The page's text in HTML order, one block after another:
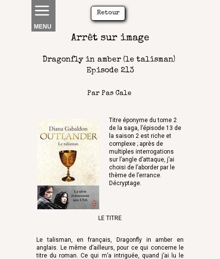
MENU
LE TITRE
Le talisman, en français, Dragonfly in amber en
anglais. Le même d’ailleurs, pour ce qui concerne le
titre du roman. Ce qui m’a intriguée, quand j’ai lu le
Titre éponyme du tome 2
de la saga, l’épisode 13 de
la saison 2 est riche et
complexe ; après de
multiples interrogations
sur l’angle d’attaque, j’ai
choisi de l’aborder par le
thème de l’errance.
Décryptage.
Dragonfly in amber (le talisman)
Episode 213
Par Pas Cale
Arrêt sur image
Retour